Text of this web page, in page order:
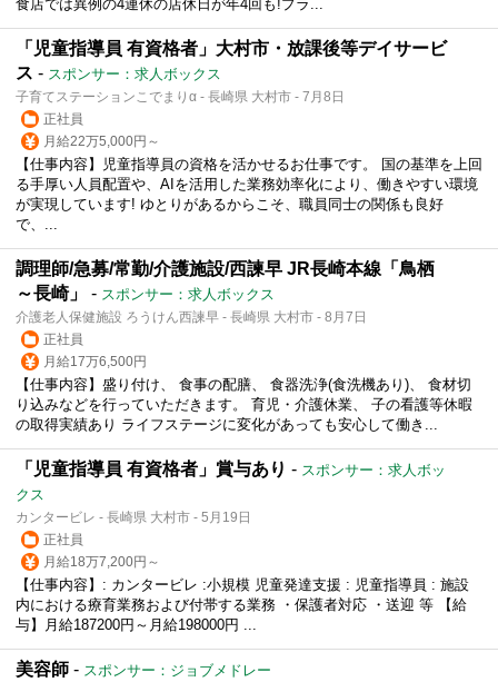
食店では異例の4連休の店休日が年4回も!プラ...
「児童指導員 有資格者」大村市・放課後等デイサービ
ス - スポンサー：求人ボックス
子育てステーションこでまりα - 長崎県 大村市 - 7月8日
正社員
月給22万5,000円～
【仕事内容】児童指導員の資格を活かせるお仕事です。 国の基準を上回
る手厚い人員配置や、AIを活用した業務効率化により、働きやすい環境
が実現しています! ゆとりがあるからこそ、職員同士の関係も良好
で、...
調理師/急募/常勤/介護施設/西諫早 JR長崎本線「鳥栖
～長崎」
- スポンサー：求人ボックス
介護老人保健施設 ろうけん西諫早 - 長崎県 大村市 - 8月7日
正社員
月給17万6,500円
【仕事内容】盛り付け、 食事の配膳、 食器洗浄(食洗機あり)、 食材切
り込みなどを行っていただきます。 育児・介護休業、 子の看護等休暇
の取得実績あり ライフステージに変化があっても安心して働き...
「児童指導員 有資格者」賞与あり - スポンサー：求人ボッ
クス
カンタービレ - 長崎県 大村市 - 5月19日
正社員
月給18万7,200円～
【仕事内容】: カンタービレ :小規模 児童発達支援 : 児童指導員 : 施設
内における療育業務および付帯する業務 ・保護者対応 ・送迎 等 【給
与】月給187200円～月給198000円 ...
美容師 - スポンサー：ジョブメドレー